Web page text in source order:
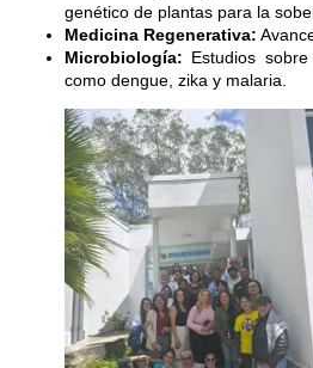
genético de plantas para la
Medicina Regenerativa:
Microbiología: Estudios
como dengue, zika y malaria.